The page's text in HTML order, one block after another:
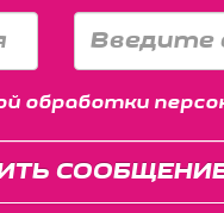
обработки